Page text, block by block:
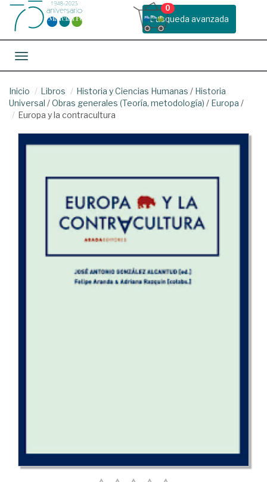
Busqueda avanzada
0
Toggle navigation
Inicio Libros Historia y Ciencias Humanas / Historia
Universal /Obras generales (Teoría, metodología) / Europa /
Europa y la contracultura